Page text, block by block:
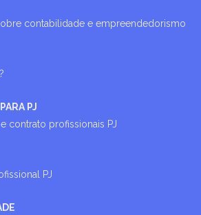
contabilidade e empreendedorismo
PJ
contrato profissionais PJ
PJ